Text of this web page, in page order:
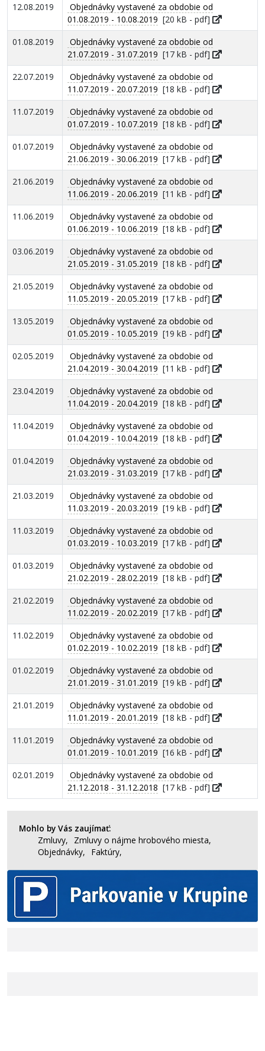
12.08.2019
Objednávky vystavené za obdobie od
01.08.2019 - 10.08.2019 [20 kB - pdf]
01.08.2019
Objednávky vystavené za obdobie od
21.07.2019 - 31.07.2019 [17 kB - pdf]
22.07.2019
Objednávky vystavené za obdobie od
11.07.2019 - 20.07.2019 [18 kB - pdf]
11.07.2019
Objednávky vystavené za obdobie od
01.07.2019 - 10.07.2019 [18 kB - pdf]
01.07.2019
Objednávky vystavené za obdobie od
21.06.2019 - 30.06.2019 [17 kB - pdf]
21.06.2019
Objednávky vystavené za obdobie od
11.06.2019 - 20.06.2019 [11 kB - pdf]
11.06.2019
Objednávky vystavené za obdobie od
01.06.2019 - 10.06.2019 [18 kB - pdf]
03.06.2019
Objednávky vystavené za obdobie od
21.05.2019 - 31.05.2019 [18 kB - pdf]
21.05.2019
Objednávky vystavené za obdobie od
11.05.2019 - 20.05.2019 [17 kB - pdf]
13.05.2019
Objednávky vystavené za obdobie od
01.05.2019 - 10.05.2019 [19 kB - pdf]
02.05.2019
Objednávky vystavené za obdobie od
21.04.2019 - 30.04.2019 [11 kB - pdf]
23.04.2019
Objednávky vystavené za obdobie od
11.04.2019 - 20.04.2019 [18 kB - pdf]
11.04.2019
Objednávky vystavené za obdobie od
01.04.2019 - 10.04.2019 [18 kB - pdf]
01.04.2019
Objednávky vystavené za obdobie od
21.03.2019 - 31.03.2019 [17 kB - pdf]
21.03.2019
Objednávky vystavené za obdobie od
11.03.2019 - 20.03.2019 [19 kB - pdf]
11.03.2019
Objednávky vystavené za obdobie od
01.03.2019 - 10.03.2019 [17 kB - pdf]
01.03.2019
Objednávky vystavené za obdobie od
21.02.2019 - 28.02.2019 [18 kB - pdf]
21.02.2019
Objednávky vystavené za obdobie od
11.02.2019 - 20.02.2019 [17 kB - pdf]
11.02.2019
Objednávky vystavené za obdobie od
01.02.2019 - 10.02.2019 [18 kB - pdf]
01.02.2019
Objednávky vystavené za obdobie od
21.01.2019 - 31.01.2019 [19 kB - pdf]
21.01.2019
Objednávky vystavené za obdobie od
11.01.2019 - 20.01.2019 [18 kB - pdf]
11.01.2019
Objednávky vystavené za obdobie od
01.01.2019 - 10.01.2019 [16 kB - pdf]
02.01.2019
Objednávky vystavené za obdobie od
21.12.2018 - 31.12.2018 [17 kB - pdf]
Mohlo by Vás zaujímať:
Zmluvy,
Zmluvy o nájme hrobového miesta,
Objednávky,
Faktúry,